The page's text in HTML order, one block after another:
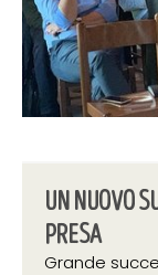
UN NUOVO
PRESA
Grande